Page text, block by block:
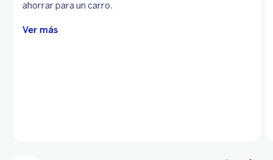
ahorrar para un carro.
Ver más